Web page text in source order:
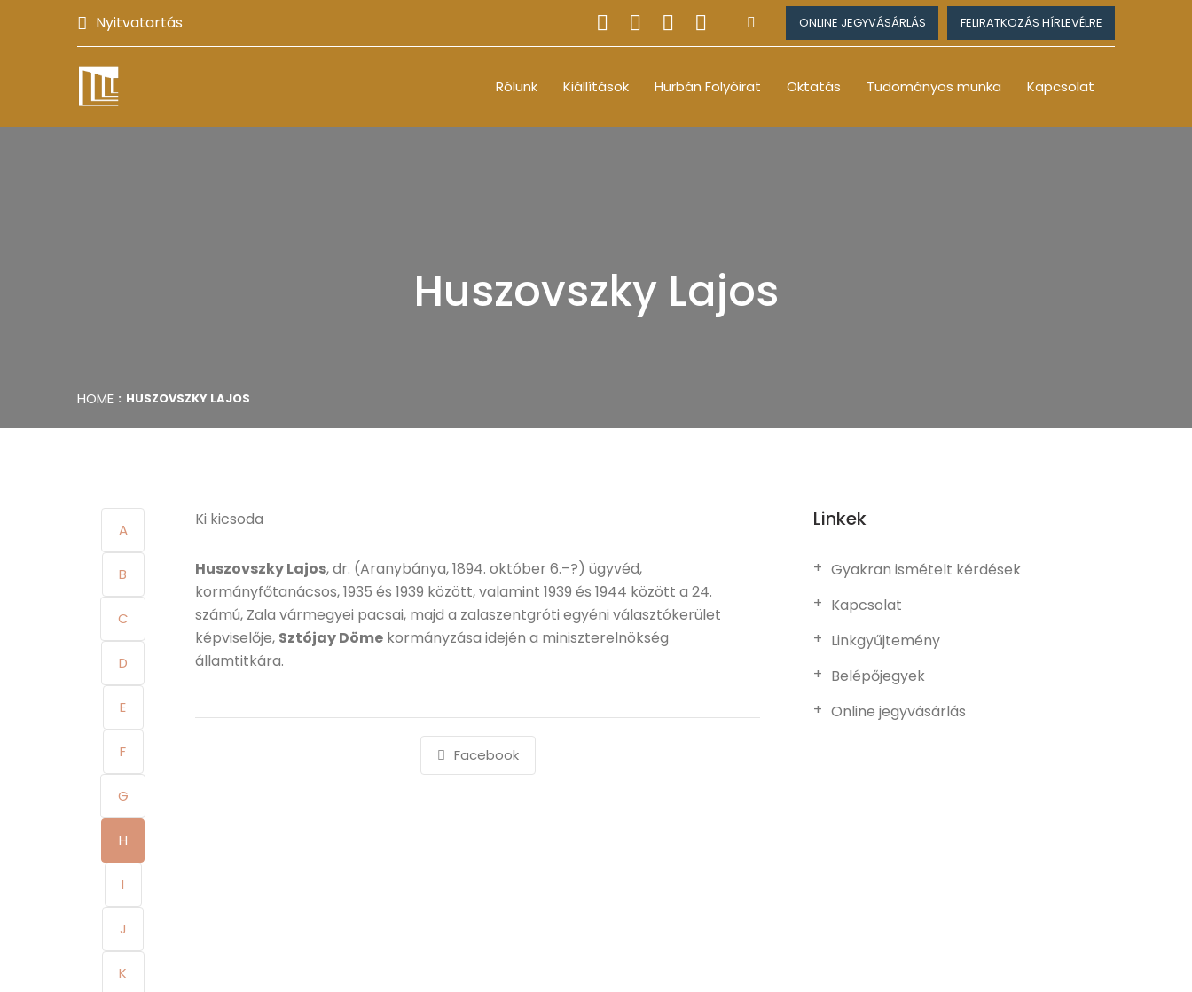
Nyitvatartás ONLINE JEGYVÁSÁRLÁS FELIRATKOZÁS HÍRLEVÉLRE
Rólunk Kiállítások Hurbán Folyóirat Oktatás Tudományos munka Kapcsolat
Huszovszky Lajos
HOME HUSZOVSZKY LAJOS
A
B
C
D
E
F
G
H
I
J
K
Ki kicsoda
Huszovszky Lajos, dr. (Aranybánya, 1894. október 6.–?) ügyvéd,
kormányfőtanácsos, 1935 és 1939 között, valamint 1939 és 1944 között a 24.
számú, Zala vármegyei pacsai, majd a zalaszentgróti egyéni választókerület
képviselője, Sztójay Döme kormányzása idején a miniszterelnökség
államtitkára.
Facebook
Linkek
Gyakran ismételt kérdések
Kapcsolat
Linkgyűjtemény
Belépőjegyek
Online jegyvásárlás